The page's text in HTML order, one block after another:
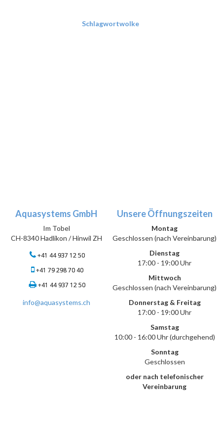
Schlagwortwolke
Aquasystems GmbH
Im Tobel
CH-8340 Hadlikon / Hinwil ZH
+41 44 937 12 50
+41 79 298 70 40
+41 44 937 12 50
info@aquasystems.ch
Unsere Öffnungszeiten
Montag
Geschlossen (nach Vereinbarung)
Dienstag
17:00 - 19:00 Uhr
Mittwoch
Geschlossen (nach Vereinbarung)
Donnerstag & Freitag
17:00 - 19:00 Uhr
Samstag
10:00 - 16:00 Uhr (durchgehend)
Sonntag
Geschlossen
oder nach telefonischer
Vereinbarung